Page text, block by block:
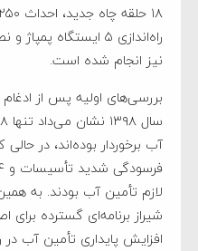
راه‌اندازی ۵
نیز انجام شده است.
بررسی‌های اولیه پس از
لازم تأمین آب بودند. به
شیراز برنامه‌ای گسترده
افزایش پایداری تأمین آب در